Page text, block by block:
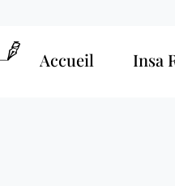
Accueil Insa